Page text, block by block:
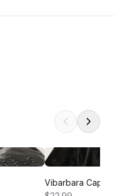
Vibarbara Cape